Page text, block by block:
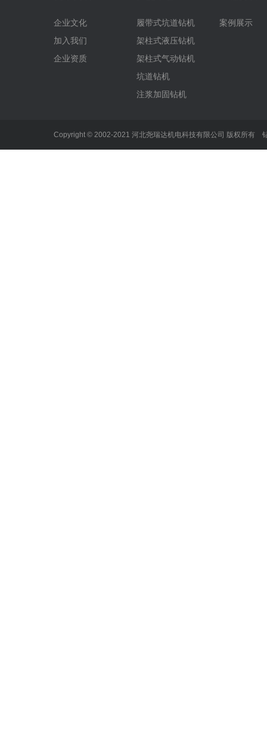
企业文化
加入我们
企业资质
履带式坑道钻机
架柱式液压钻机
架柱式气动钻机
坑道钻机
注浆加固钻机
案例展示
Copyright © 2002-2021 河北尧瑞达机电科技有限公司 版权所有